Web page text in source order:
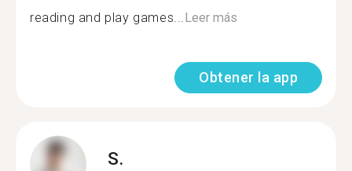
reading and play games...Leer más
Obtener la app
S.